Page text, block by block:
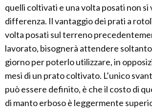
quelli coltivati e una volta posati non si
differenza. Il vantaggio dei prati a
volta posati sul terreno
lavorato, bisognerà attendere
giorno per poterlo utilizzare, in
mesi di un prato coltivato. L’unico
può essere definito, è che il costo di
di manto erboso è leggermente